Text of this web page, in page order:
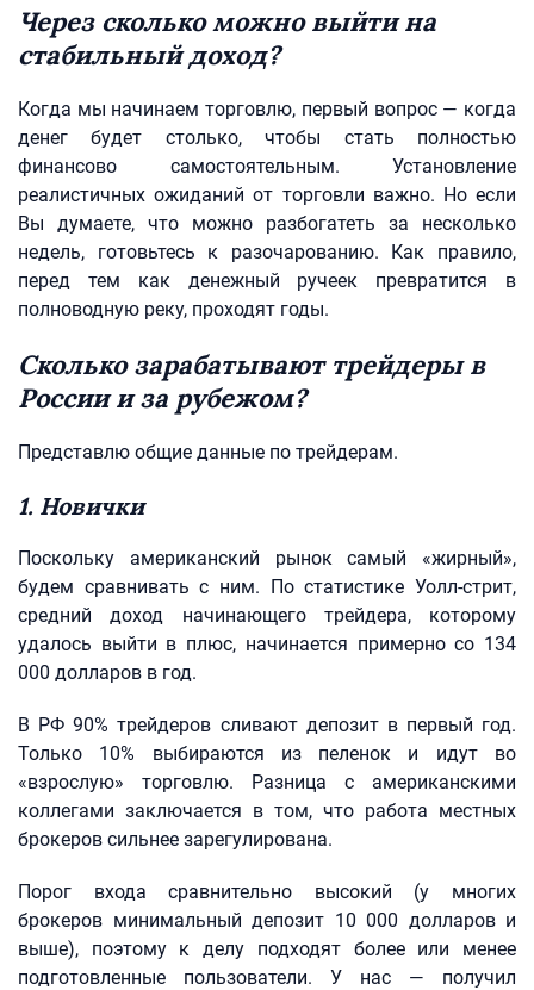
Через сколько можно выйти на
стабильный доход?
Когда мы начинаем торговлю, первый вопрос — когда
денег будет столько, чтобы стать полностью
финансово самостоятельным. Установление
реалистичных ожиданий от торговли важно. Но если
Вы думаете, что можно разбогатеть за несколько
недель, готовьтесь к разочарованию. Как правило,
перед тем как денежный ручеек превратится в
полноводную реку, проходят годы.
Сколько зарабатывают трейдеры в
России и за рубежом?
Представлю общие данные по трейдерам.
1. Новички
Поскольку американский рынок самый «жирный»,
будем сравнивать с ним. По статистике Уолл-стрит,
средний доход начинающего трейдера, которому
удалось выйти в плюс, начинается примерно со 134
000 долларов в год.
В РФ 90% трейдеров сливают депозит в первый год.
Только 10% выбираются из пеленок и идут во
«взрослую» торговлю. Разница с американскими
коллегами заключается в том, что работа местных
брокеров сильнее зарегулирована.
Порог входа сравнительно высокий (у многих
брокеров минимальный депозит 10 000 долларов и
выше), поэтому к делу подходят более или менее
подготовленные пользователи. У нас — получил